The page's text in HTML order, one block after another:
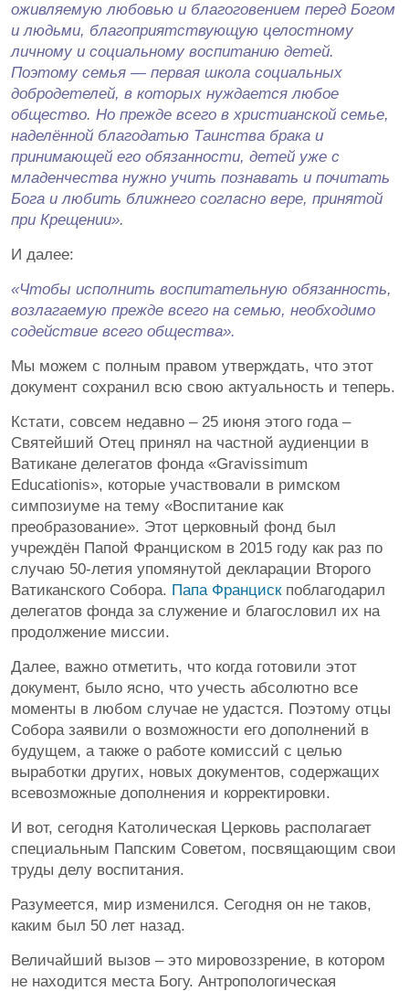
оживляемую любовью и благоговением перед Богом
и людьми, благоприятствующую целостному
личному и социальному воспитанию детей.
Поэтому семья — первая школа социальных
добродетелей, в которых нуждается любое
общество. Но прежде всего в христианской семье,
наделённой благодатью Таинства брака и
принимающей его обязанности, детей уже с
младенчества нужно учить познавать и почитать
Бога и любить ближнего согласно вере, принятой
при Крещении».
И далее:
«Чтобы исполнить воспитательную обязанность,
возлагаемую прежде всего на семью, необходимо
содействие всего общества».
Мы можем с полным правом утверждать, что этот
документ сохранил всю свою актуальность и теперь.
Кстати, совсем недавно – 25 июня этого года –
Святейший Отец принял на частной аудиенции в
Ватикане делегатов фонда «Gravissimum
Educationis», которые участвовали в римском
симпозиуме на тему «Воспитание как
преобразование». Этот церковный фонд был
учреждён Папой Франциском в 2015 году как раз по
случаю 50-летия упомянутой декларации Второго
Ватиканского Собора. Папа Францискпоблагодарил
делегатов фонда за служение и благословил их на
продолжение миссии.
Далее, важно отметить, что когда готовили этот
документ, было ясно, что учесть абсолютно все
моменты в любом случае не удастся. Поэтому отцы
Собора заявили о возможности его дополнений в
будущем, а также о работе комиссий с целью
выработки других, новых документов, содержащих
всевозможные дополнения и корректировки.
И вот, сегодня Католическая Церковь располагает
специальным Папским Советом, посвящающим свои
труды делу воспитания.
Разумеется, мир изменился. Сегодня он не таков,
каким был 50 лет назад.
Величайший вызов – это мировоззрение, в котором
не находится места Богу. Антропологическая